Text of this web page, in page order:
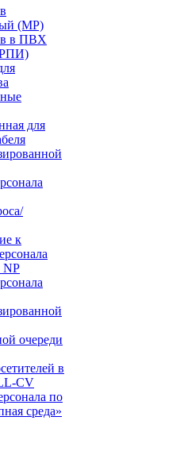
(МР)
в ПВХ
для
к
очереди
в
CV
по
среда»